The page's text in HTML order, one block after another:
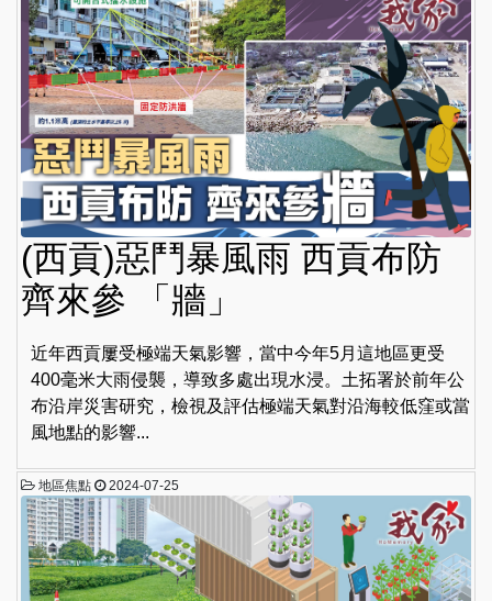
(西貢)惡鬥暴風雨 西貢布防
齊來參 「牆」
近年西貢屢受極端天氣影響，當中今年5月這地區更受
400毫米大雨侵襲，導致多處出現水浸。土拓署於前年公
布沿岸災害研究，檢視及評估極端天氣對沿海較低窪或當
風地點的影響...
地區焦點 2024-07-25